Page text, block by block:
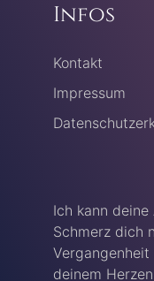
Infos
Kontakt
Impressum
Ich kann
Schmerz dich
deinem